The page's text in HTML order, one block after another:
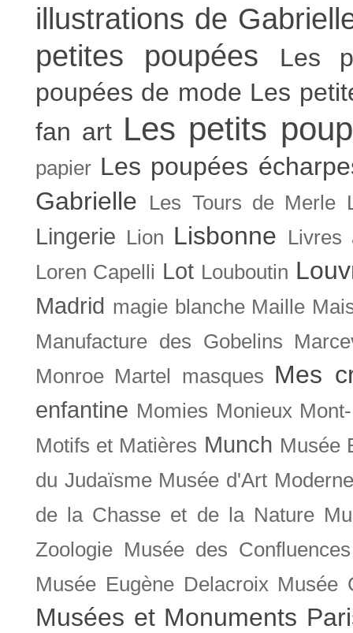
illustrations de
petites poupées
Les
poupées de mode Les
fan art Les petits
papier Les poupées
Gabrielle
Les Tours de Merle
Lingerie Lion Lisbonne
Livres
Loren Capelli Lot Louboutin
Madrid magie blanche Maille
Manufacture des Gobelins
Monroe Martel masques Mes
enfantine Momies Monieux
Motifs et Matières Munch Musée
du Judaïsme Musée d'Art
de la Chasse et de la Nature
Zoologie Musée des Confluences
Musée Eugène Delacroix Musée
Musées et Monuments